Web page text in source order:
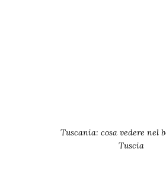
Tuscania: cosa vedere nel
Tuscia